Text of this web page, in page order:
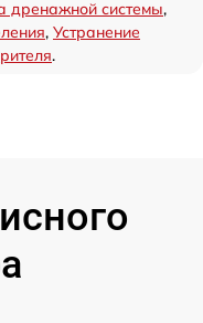
дренажной системы,
, Устранение
.